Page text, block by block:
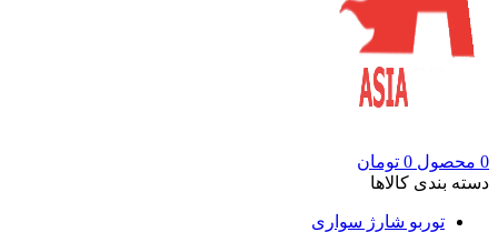
0 محصول 0 تومان
دسته بندی کالاها
توربو شارژ سواری